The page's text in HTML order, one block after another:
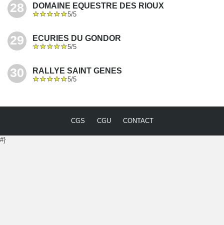
28 DOMAINE EQUESTRE DES RIOUX
5/5
29 ECURIES DU GONDOR
5/5
30 RALLYE SAINT GENES
5/5
CGS CGU CONTACT
#}